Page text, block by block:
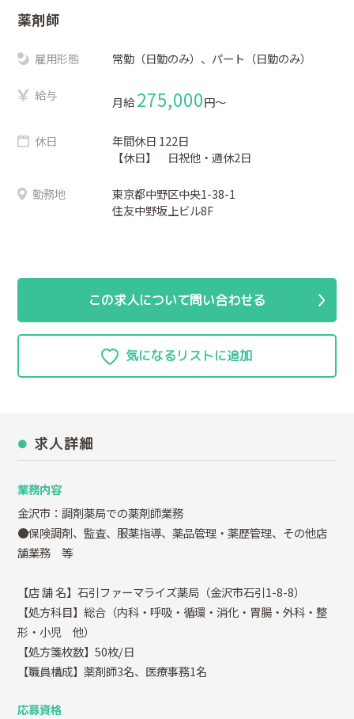
薬剤師
雇用形態 常勤（日勤のみ）、パート（日勤のみ）
給与 月給275,000円〜
休日
年間休日 122日
【休日】 日祝他・週休2日
勤務地
東京都中野区中央1-38-1
住友中野坂上ビル8F
この求人について問い合わせる
求人詳細
業務内容
金沢市：調剤薬局での薬剤師業務
●保険調剤、監査、服薬指導、薬品管理・薬歴管理、その他店
舗業務 等
【店 舗 名】石引ファーマライズ薬局（金沢市石引1-8-8）
【処方科目】総合（内科・呼吸・循環・消化・胃腸・外科・整
形・小児 他）
【処方箋枚数】50枚/日
【職員構成】薬剤師3名、医療事務1名
応募資格